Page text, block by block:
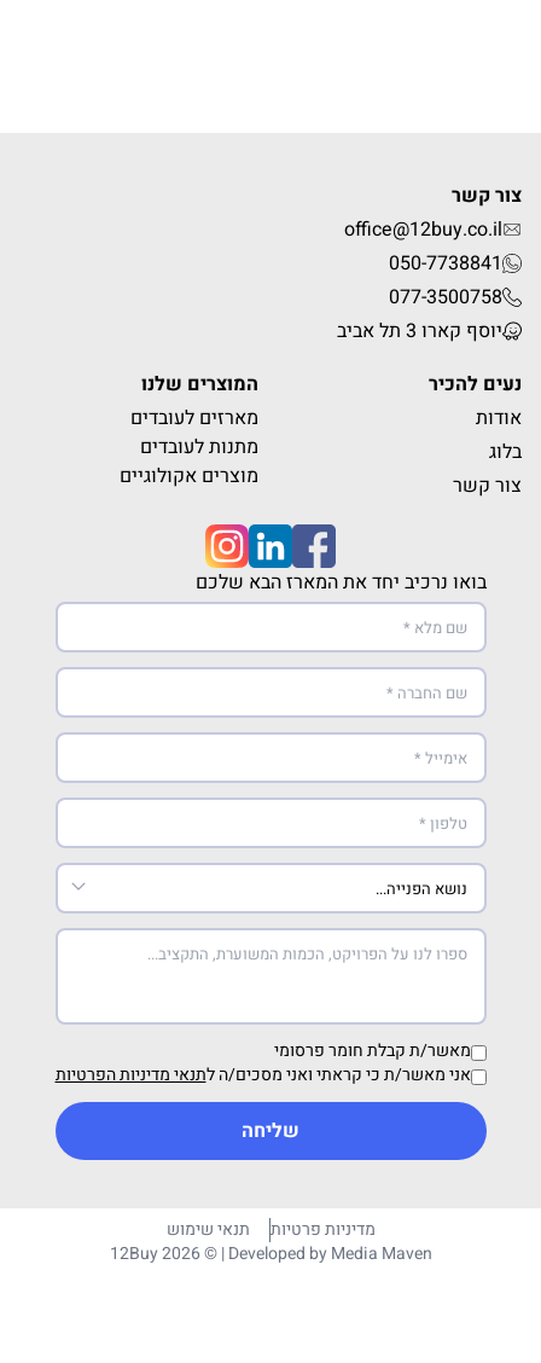
צור קשר
office@12buy.co.il
050-7738841
077-3500758
יוסף קארו 3 תל אביב
נעים להכיר
אודות
בלוג
צור קשר
המוצרים שלנו
מארזים לעובדים
מתנות לעובדים
מוצרים אקולוגיים
בואו נרכיב יחד את המארז הבא שלכם
מאשר/ת קבלת חומר פרסומי
אני מאשר/ת כי קראתי ואני מסכים/ה לתנאי מדיניות הפרטיות
שליחה
מדיניות פרטיות
תנאי שימוש
12Buy 2026 © | Developed byMedia Maven